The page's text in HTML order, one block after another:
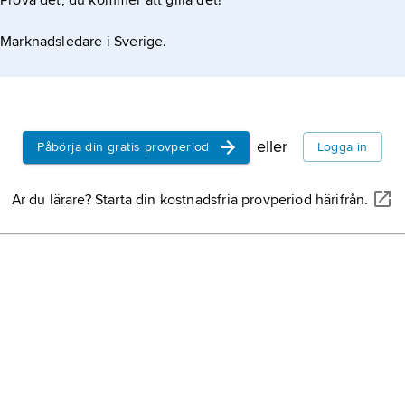
Marknadsledare i Sverige.
Påbörja din gratis provperiod eller Logga in
Är du lärare? Starta din kostnadsfria provperiod härifrån.